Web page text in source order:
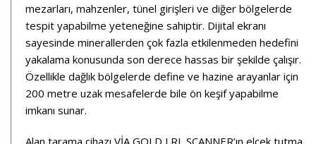
mezarları, mahzenler, tünel girişleri ve diğer bölgelerde
tespit yapabilme yeteneğine sahiptir. Dijital ekranı
sayesinde minerallerden çok fazla etkilenmeden hedefini
yakalama konusunda son derece hassas bir şekilde çalışır.
Özellikle dağlık bölgelerde define ve hazine arayanlar için
200 metre uzak mesafelerde bile ön keşif yapabilme
imkanı sunar.